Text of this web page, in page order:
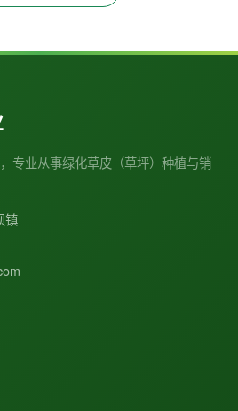
专业从事绿化草皮（草坪）种植与销
镇